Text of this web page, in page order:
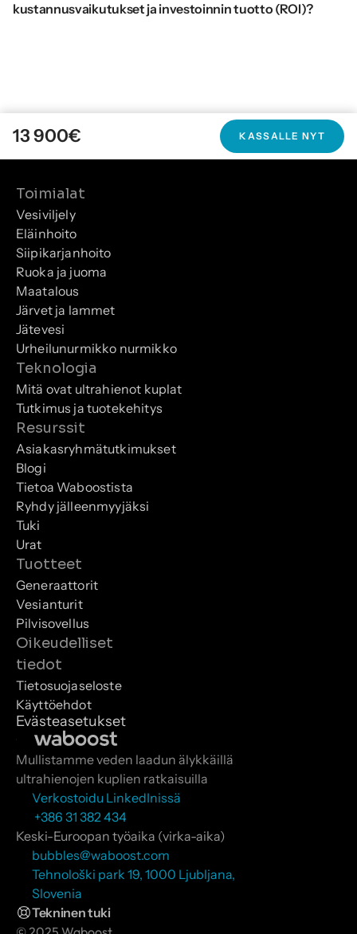
kustannusvaikutukset ja investoinnin tuotto (ROI)?
13 900€ KASSALLE NYT
Mullistamme veden laadun älykkäillä
ultrahienojen kuplien ratkaisuilla
Verkostoidu LinkedInissä
+386 31 382 434
Keski-Euroopan työaika (virka-aika)
bubbles@waboost.com
Tehnološki park 19, 1000 Ljubljana,
Slovenia
Tekninen tuki
Toimialat
Vesiviljely
Eläinhoito
Siipikarjanhoito
Ruoka ja juoma
Maatalous
Järvet ja lammet
Jätevesi
Urheilunurmikko nurmikko
Teknologia
Mitä ovat ultrahienot kuplat
Tutkimus ja tuotekehitys
Resurssit
Asiakasryhmätutkimukset
Blogi
Tietoa Waboostista
Ryhdy jälleenmyyjäksi
Tuki
Urat
Tuotteet
Generaattorit
Vesianturit
Pilvisovellus
Oikeudelliset
tiedot
Tietosuojaseloste
Käyttöehdot
Evästeasetukset